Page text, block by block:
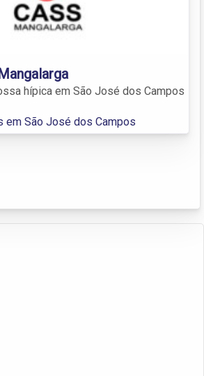
hípica em São José dos Campos
em São José dos Campos